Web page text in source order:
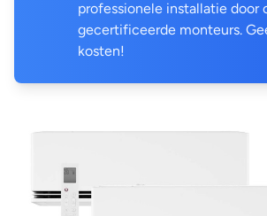
professionele installatie door
gecertificeerde monteurs.
kosten!